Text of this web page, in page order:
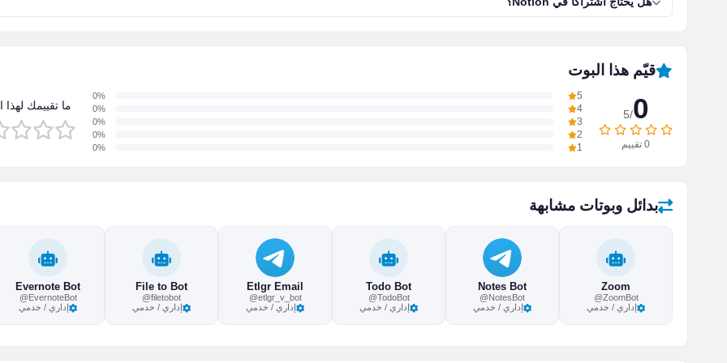
قيّم هذا البوت
0
/5
0 تقييم
5
0%
4
0%
3
0%
2
0%
1
0%
ما تقييمك لهذا
بدائل وبوتات مشابهة
Zoom
@ZoomBot
إداري / خدمي
Notes Bot
@NotesBot
إداري / خدمي
Todo Bot
@TodoBot
إداري / خدمي
Etlgr Email
@etlgr_v_bot
إداري / خدمي
File to Bot
@filetobot
إداري / خدمي
Evernote Bot
@EvernoteBot
إداري / خدمي